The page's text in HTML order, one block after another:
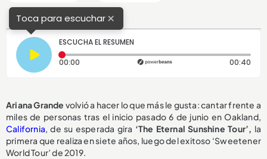
Toca para escuchar×
ESCUCHA EL RESUMEN
00:00 Tiempo transcurrido: 0 segundos 00:40
Ariana Grande volvió a hacer lo que más le gusta: cantar frente a
miles de personas tras el inicio pasado 6 de junio en Oakland,
California, de su esperada gira ‘The Eternal Sunshine Tour’, la
primera que realiza en siete años, luego del exitoso ‘Sweetener
World Tour’ de 2019.